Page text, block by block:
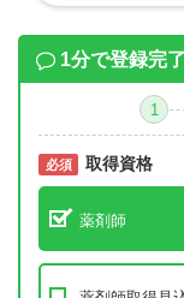
1分で登録完了
1
必須 取得資格
薬剤師